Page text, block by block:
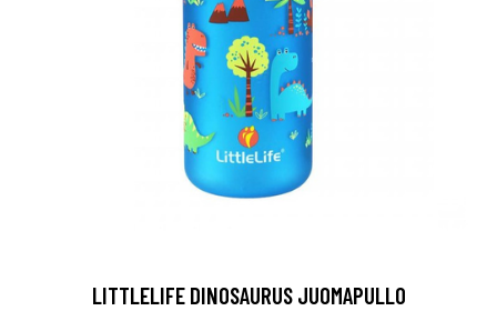
LITTLELIFE DINOSAURUS JUOMAPULLO